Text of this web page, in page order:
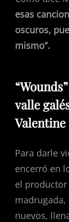
esas
oscuros,
mismo”.
valle
Valentine
Para darle
encerró en
el productor
nuevos,